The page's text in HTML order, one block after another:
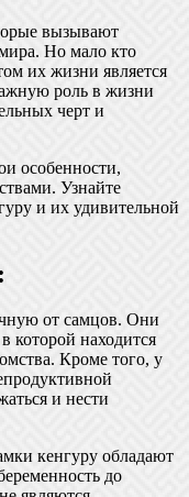
вызывают
Но мало кто
их жизни является
роль в жизни
черт и
особенности,
Узнайте
и их удивительной
от самцов. Они
которой находится
Кроме того, у
и нести
кенгуру обладают
до